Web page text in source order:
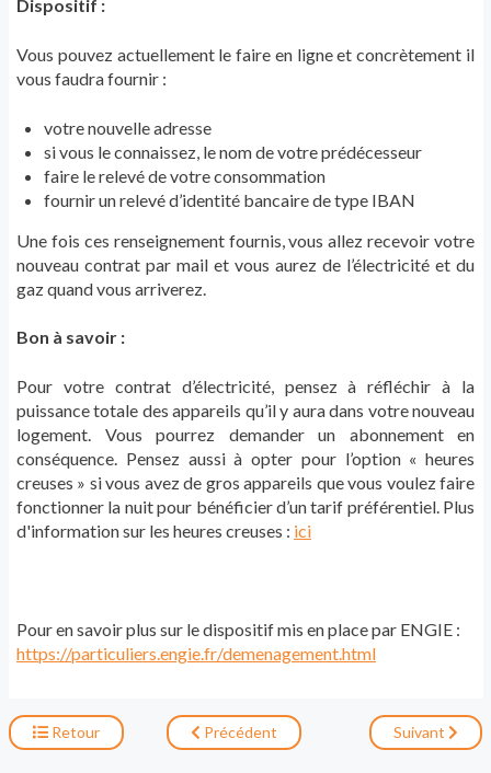
Dispositif :
Vous pouvez actuellement le faire en ligne et concrètement il
vous faudra fournir :
votre nouvelle adresse
si vous le connaissez, le nom de votre prédécesseur
faire le relevé de votre consommation
fournir un relevé d’identité bancaire de type IBAN
Une fois ces renseignement fournis, vous allez recevoir votre
nouveau contrat par mail et vous aurez de l’électricité et du
gaz quand vous arriverez.
Bon à savoir :
Pour votre contrat d’électricité, pensez à réfléchir à la
puissance totale des appareils qu’il y aura dans votre nouveau
logement. Vous pourrez demander un abonnement en
conséquence. Pensez aussi à opter pour l’option « heures
creuses » si vous avez de gros appareils que vous voulez faire
fonctionner la nuit pour bénéficier d’un tarif préférentiel. Plus
d'information sur les heures creuses : ici
Pour en savoir plus sur le dispositif mis en place par ENGIE :
https://particuliers.engie.fr/demenagement.html
Retour Précédent Suivant